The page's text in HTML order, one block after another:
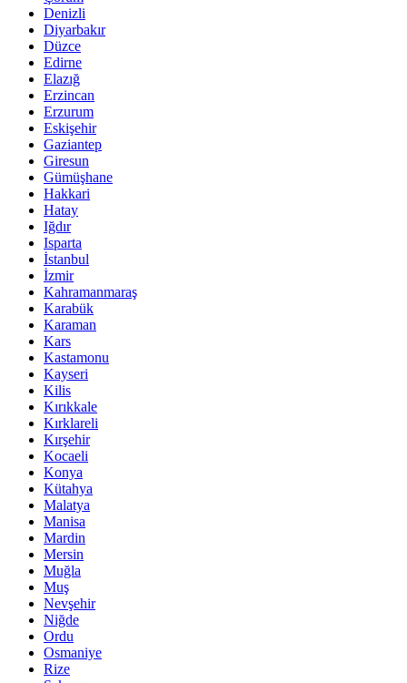
Denizli
Diyarbakır
Düzce
Edirne
Elazığ
Erzincan
Erzurum
Eskişehir
Gaziantep
Giresun
Gümüşhane
Hakkari
Hatay
Iğdır
Isparta
İstanbul
İzmir
Kahramanmaraş
Karabük
Karaman
Kars
Kastamonu
Kayseri
Kilis
Kırıkkale
Kırklareli
Kırşehir
Kocaeli
Konya
Kütahya
Malatya
Manisa
Mardin
Mersin
Muğla
Muş
Nevşehir
Niğde
Ordu
Osmaniye
Rize